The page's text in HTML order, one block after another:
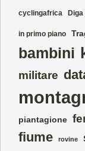
cyclingafrica Diga
in primo piano
bambini
militare
piantagione
fiume rovine